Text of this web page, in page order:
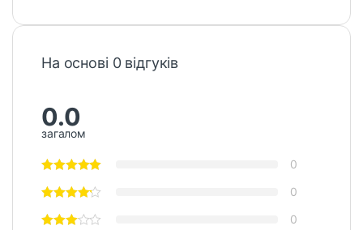
На основі 0 відгуків
0.0
загалом
0
0
0